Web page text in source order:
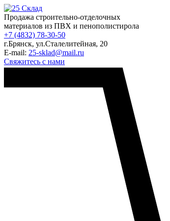
Продажа строительно-отделочных
материалов из ПВХ и пенополистирола
+7 (4832) 78-30-50
г.Брянск, ул.Сталелитейная, 20
E-mail: 25-sklad@mail.ru
Свяжитесь с нами